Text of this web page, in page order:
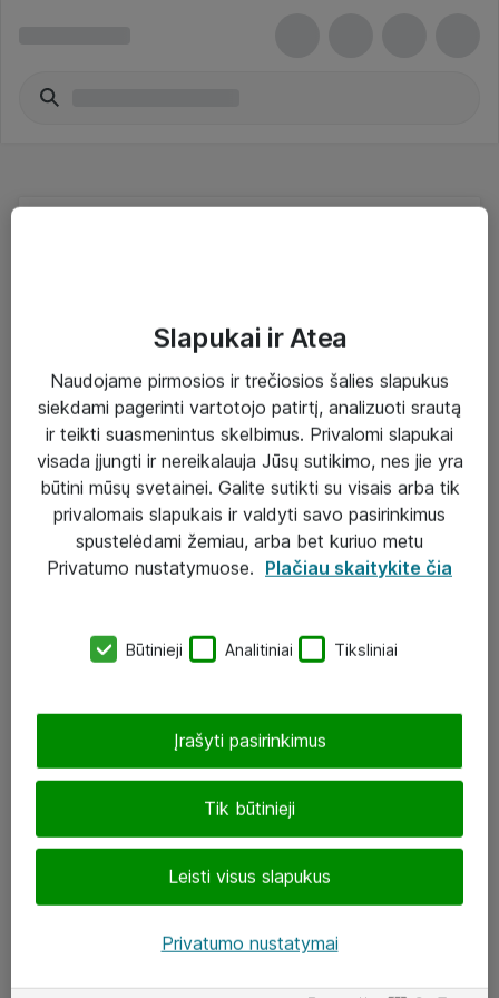
Sprendimai ir paslaugos
Paslaugos
Sprendimai
Įgyvendinti projektai
Atea ekspertų patarimai verslui
UAB „ATEA“
J. Rutkausko g. 6, Vilnius
Atea kontaktai
Aplankykite mus
LinkedIn
Renginiai
Slapukai ir Atea
Naudojame pirmosios ir trečiosios šalies slapukus
siekdami pagerinti vartotojo patirtį, analizuoti srautą
ir teikti suasmenintus skelbimus. Privalomi slapukai
visada įjungti ir nereikalauja Jūsų sutikimo, nes jie yra
būtini mūsų svetainei. Galite sutikti su visais arba tik
privalomais slapukais ir valdyti savo pasirinkimus
spustelėdami žemiau, arba bet kuriuo metu
Privatumo nustatymuose. Plačiau skaitykite čia
Būtinieji Analitiniai Tiksliniai
Tik būtinieji
Leisti visus slapukus
Įrašyti pasirinkimus
Privatumo nustatymai